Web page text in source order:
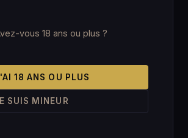
vous 18 ans ou plus ?
18 ANS OU PLUS
SUIS MINEUR